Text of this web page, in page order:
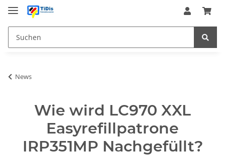
News
Wie wird LC970 XXL
Easyrefillpatrone
IRP351MP Nachgefüllt?